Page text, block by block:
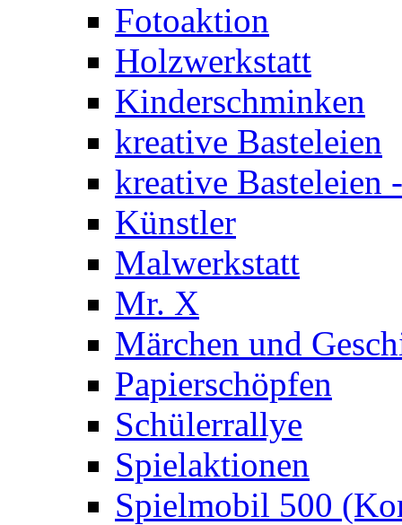
Fotoaktion
Holzwerkstatt
Kinderschminken
kreative Basteleien
kreative Basteleien
Künstler
Malwerkstatt
Mr. X
Märchen und
Papierschöpfen
Schülerrallye
Spielaktionen
Spielmobil 500